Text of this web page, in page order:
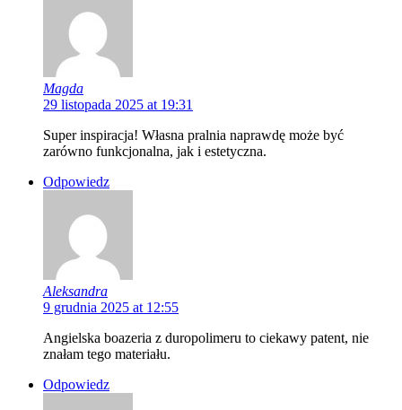
Magda
29 listopada 2025 at 19:31
Super inspiracja! Własna pralnia naprawdę może być
zarówno funkcjonalna, jak i estetyczna.
Odpowiedz
Aleksandra
9 grudnia 2025 at 12:55
Angielska boazeria z duropolimeru to ciekawy patent, nie
znałam tego materiału.
Odpowiedz